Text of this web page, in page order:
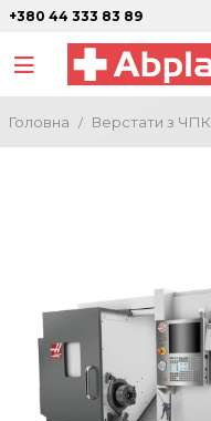
+380 44 333 83 89
Головна Верстати з ЧПК